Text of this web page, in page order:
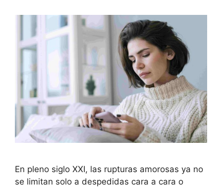
En pleno siglo XXI, las rupturas amorosas ya no
se limitan solo a despedidas cara a cara o